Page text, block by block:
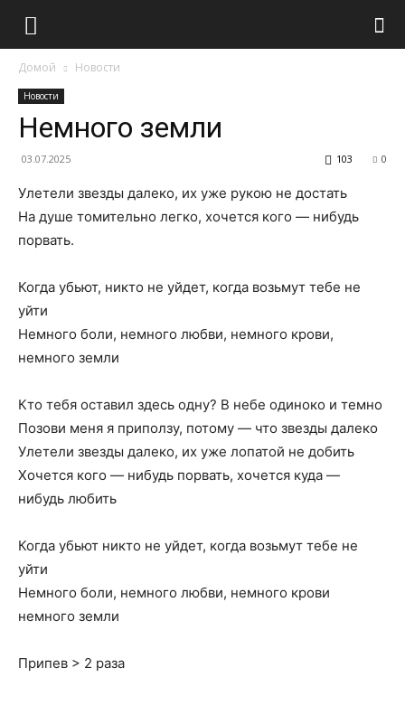
Домой Новости
Новости
Немного земли
03.07.2025 0
103
Улетели звезды далеко, их уже рукою не достать
На душе томительно легко, хочется кого — нибудь
порвать.
Когда убьют, никто не уйдет, когда возьмут тебе не
уйти
Немного боли, немного любви, немного крови,
немного земли
Кто тебя оставил здесь одну? В небе одиноко и темно
Позови меня я приползу, потому — что звезды далеко
Улетели звезды далеко, их уже лопатой не добить
Хочется кого — нибудь порвать, хочется куда —
нибудь любить
Когда убьют никто не уйдет, когда возьмут тебе не
уйти
Немного боли, немного любви, немного крови
немного земли
Припев > 2 раза